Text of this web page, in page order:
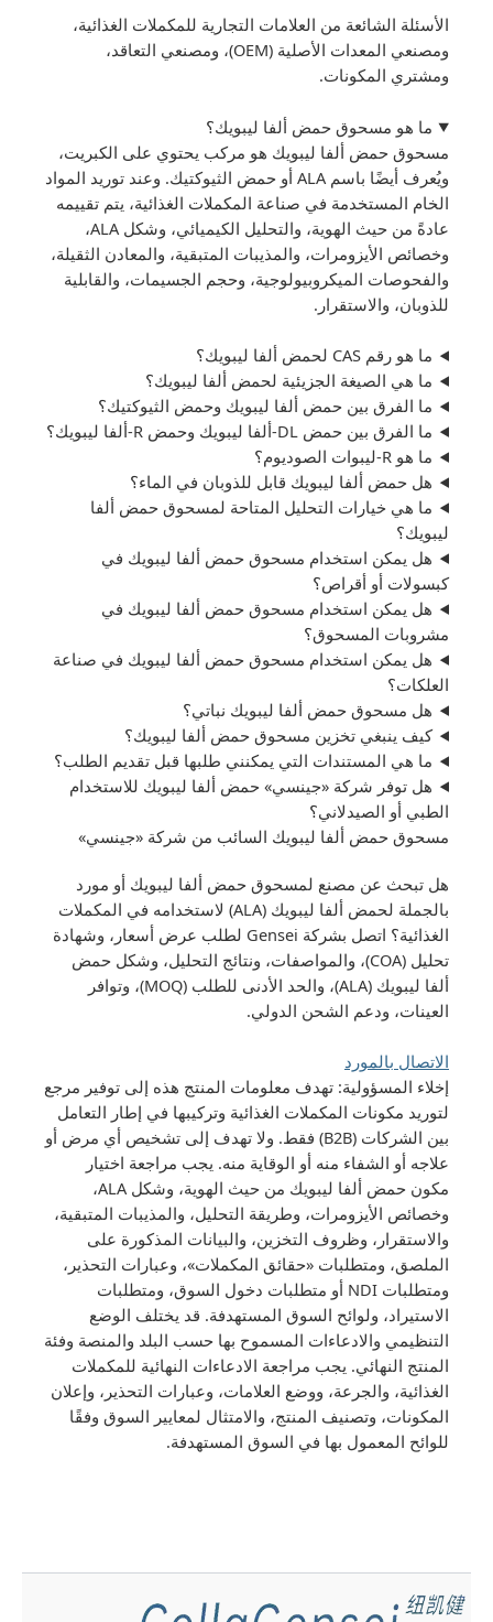
الأسئلة الشائعة من العلامات التجارية للمكملات الغذائية،
ومصنعي المعدات الأصلية (OEM)، ومصنعي التعاقد،
ومشتري المكونات.
ما هو مسحوق حمض ألفا ليبويك؟
مسحوق حمض ألفا ليبويك هو مركب يحتوي على الكبريت،
ويُعرف أيضًا باسم ALA أو حمض الثيوكتيك. وعند توريد المواد
الخام المستخدمة في صناعة المكملات الغذائية، يتم تقييمه
عادةً من حيث الهوية، والتحليل الكيميائي، وشكل ALA،
وخصائص الأيزومرات، والمذيبات المتبقية، والمعادن الثقيلة،
والفحوصات الميكروبيولوجية، وحجم الجسيمات، والقابلية
للذوبان، والاستقرار.
ما هو رقم CAS لحمض ألفا ليبويك؟
ما هي الصيغة الجزيئية لحمض ألفا ليبويك؟
ما الفرق بين حمض ألفا ليبويك وحمض الثيوكتيك؟
ما الفرق بين حمض DL-ألفا ليبويك وحمض R-ألفا ليبويك؟
ما هو R-ليبوات الصوديوم؟
هل حمض ألفا ليبويك قابل للذوبان في الماء؟
ما هي خيارات التحليل المتاحة لمسحوق حمض ألفا
ليبويك؟
هل يمكن استخدام مسحوق حمض ألفا ليبويك في
كبسولات أو أقراص؟
هل يمكن استخدام مسحوق حمض ألفا ليبويك في
مشروبات المسحوق؟
هل يمكن استخدام مسحوق حمض ألفا ليبويك في صناعة
العلكات؟
هل مسحوق حمض ألفا ليبويك نباتي؟
كيف ينبغي تخزين مسحوق حمض ألفا ليبويك؟
ما هي المستندات التي يمكنني طلبها قبل تقديم الطلب؟
هل توفر شركة «جينسي» حمض ألفا ليبويك للاستخدام
الطبي أو الصيدلاني؟
مسحوق حمض ألفا ليبويك السائب من شركة «جينسي»
هل تبحث عن مصنع لمسحوق حمض ألفا ليبويك أو مورد
بالجملة لحمض ألفا ليبويك (ALA) لاستخدامه في المكملات
الغذائية؟ اتصل بشركة Gensei لطلب عرض أسعار، وشهادة
تحليل (COA)، والمواصفات، ونتائج التحليل، وشكل حمض
ألفا ليبويك (ALA)، والحد الأدنى للطلب (MOQ)، وتوافر
العينات، ودعم الشحن الدولي.
الاتصال بالمورد
إخلاء المسؤولية: تهدف معلومات المنتج هذه إلى توفير مرجع
لتوريد مكونات المكملات الغذائية وتركيبها في إطار التعامل
بين الشركات (B2B) فقط. ولا تهدف إلى تشخيص أي مرض أو
علاجه أو الشفاء منه أو الوقاية منه. يجب مراجعة اختيار
مكون حمض ألفا ليبويك من حيث الهوية، وشكل ALA،
وخصائص الأيزومرات، وطريقة التحليل، والمذيبات المتبقية،
والاستقرار، وظروف التخزين، والبيانات المذكورة على
الملصق، ومتطلبات «حقائق المكملات»، وعبارات التحذير،
ومتطلبات NDI أو متطلبات دخول السوق، ومتطلبات
الاستيراد، ولوائح السوق المستهدفة. قد يختلف الوضع
التنظيمي والادعاءات المسموح بها حسب البلد والمنصة وفئة
المنتج النهائي. يجب مراجعة الادعاءات النهائية للمكملات
الغذائية، والجرعة، ووضع العلامات، وعبارات التحذير، وإعلان
المكونات، وتصنيف المنتج، والامتثال لمعايير السوق وفقًا
للوائح المعمول بها في السوق المستهدفة.